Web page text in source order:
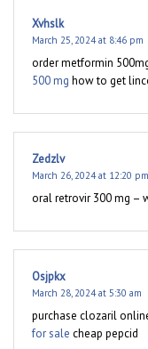
Xvhslk
March 25, 2024 at 8:46 pm
order metformin
500 mg how to get
Zedzlv
March 26, 2024 at 12:20 pm
oral retrovir 300 mg –
Osjpkx
March 28, 2024 at 5:30 am
purchase clozaril
for sale cheap pepcid